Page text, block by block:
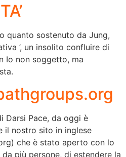
quanto sostenuto da Jung,
’, un insolito confluire di
Io non soggetto, ma
Darsi Pace, da oggi è
il nostro sito in inglese
che è stato aperto con lo
più persone, di estendere la